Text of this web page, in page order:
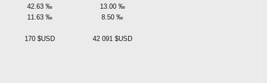
42.63 ‰
13.00 ‰
11.63 ‰ 8.50 ‰
170 $USD 42 091 $USD